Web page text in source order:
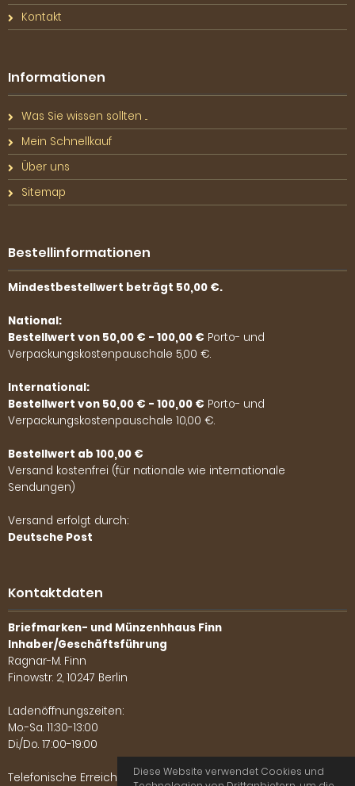
Kontakt
Informationen
Was Sie wissen sollten ...
Mein Schnellkauf
Über uns
Sitemap
Bestellinformationen
Mindestbestellwert beträgt 50,00 €.
National:
Bestellwert von 50,00 € - 100,00 € Porto- und
Verpackungskostenpauschale 5,00 €.
International:
Bestellwert von 50,00 € - 100,00 € Porto- und
Verpackungskostenpauschale 10,00 €.
Bestellwert ab 100,00 €
Versand kostenfrei (für nationale wie internationale
Sendungen)
Versand erfolgt durch:
Deutsche Post
Kontaktdaten
Briefmarken- und Münzenhhaus Finn
Inhaber/Geschäftsführung
Ragnar-M. Finn
Finowstr. 2, 10247 Berlin
Ladenöffnungszeiten:
Mo.-Sa. 11:30-13:00
Di./Do. 17:00-19:00
Telefonische Erreichbarkeit:Diese Website verwendet Cookies und